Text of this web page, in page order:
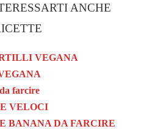
ANCHE
VEGANA
farcire
VELOCI
BANANA DA FARCIRE